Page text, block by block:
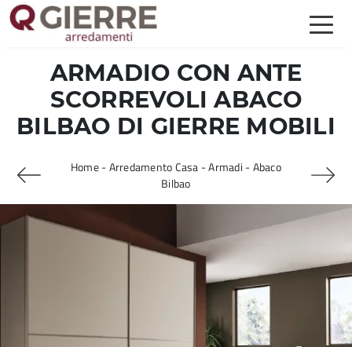
ARMADIO CON ANTE
SCORREVOLI ABACO
BILBAO DI GIERRE MOBILI
Home-Arredamento Casa -Armadi -Abaco
Bilbao